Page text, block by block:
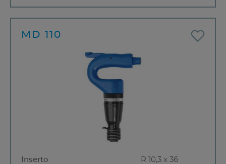
MD 110
Inserto
R 10,3 x 36